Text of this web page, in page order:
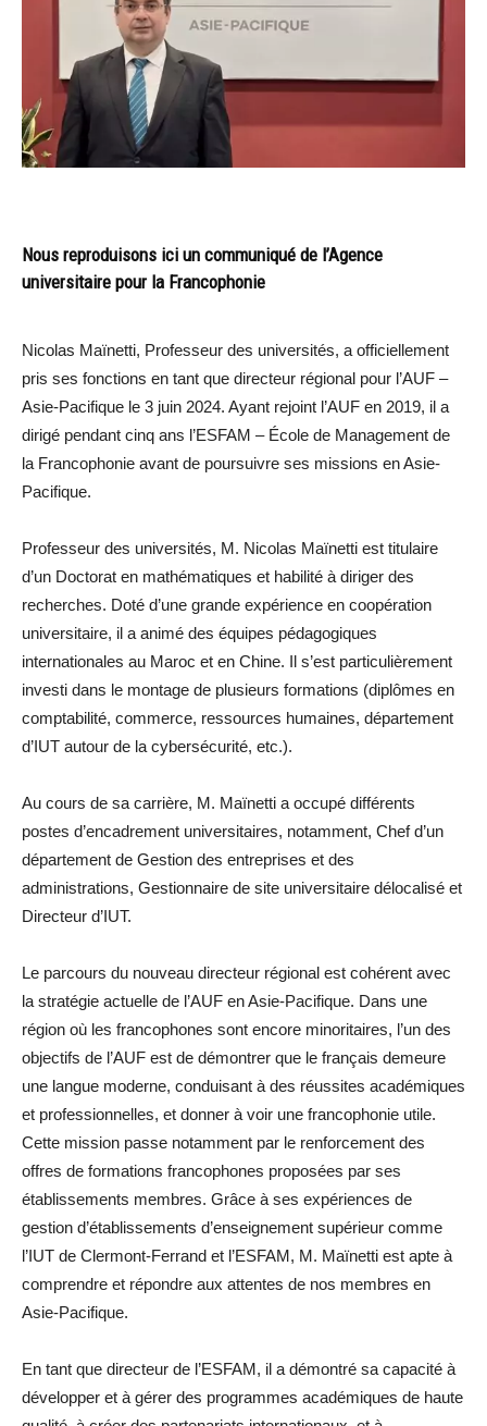
Nous reproduisons ici un communiqué de l’Agence
universitaire pour la Francophonie
Nicolas Maïnetti, Professeur des universités, a officiellement
pris ses fonctions en tant que directeur régional pour l’AUF –
Asie-Pacifique le 3 juin 2024. Ayant rejoint l’AUF en 2019, il a
dirigé pendant cinq ans l’ESFAM – École de Management de
la Francophonie avant de poursuivre ses missions en Asie-
Pacifique.
Professeur des universités, M. Nicolas Maïnetti est titulaire
d’un Doctorat en mathématiques et habilité à diriger des
recherches. Doté d’une grande expérience en coopération
universitaire, il a animé des équipes pédagogiques
internationales au Maroc et en Chine. Il s’est particulièrement
investi dans le montage de plusieurs formations (diplômes en
comptabilité, commerce, ressources humaines, département
d’IUT autour de la cybersécurité, etc.).
Au cours de sa carrière, M. Maïnetti a occupé différents
postes d’encadrement universitaires, notamment, Chef d’un
département de Gestion des entreprises et des
administrations, Gestionnaire de site universitaire délocalisé et
Directeur d’IUT.
Le parcours du nouveau directeur régional est cohérent avec
la stratégie actuelle de l’AUF en Asie-Pacifique. Dans une
région où les francophones sont encore minoritaires, l’un des
objectifs de l’AUF est de démontrer que le français demeure
une langue moderne, conduisant à des réussites académiques
et professionnelles, et donner à voir une francophonie utile.
Cette mission passe notamment par le renforcement des
offres de formations francophones proposées par ses
établissements membres. Grâce à ses expériences de
gestion d’établissements d’enseignement supérieur comme
l’IUT de Clermont-Ferrand et l’ESFAM, M. Maïnetti est apte à
comprendre et répondre aux attentes de nos membres en
Asie-Pacifique.
En tant que directeur de l’ESFAM, il a démontré sa capacité à
développer et à gérer des programmes académiques de haute